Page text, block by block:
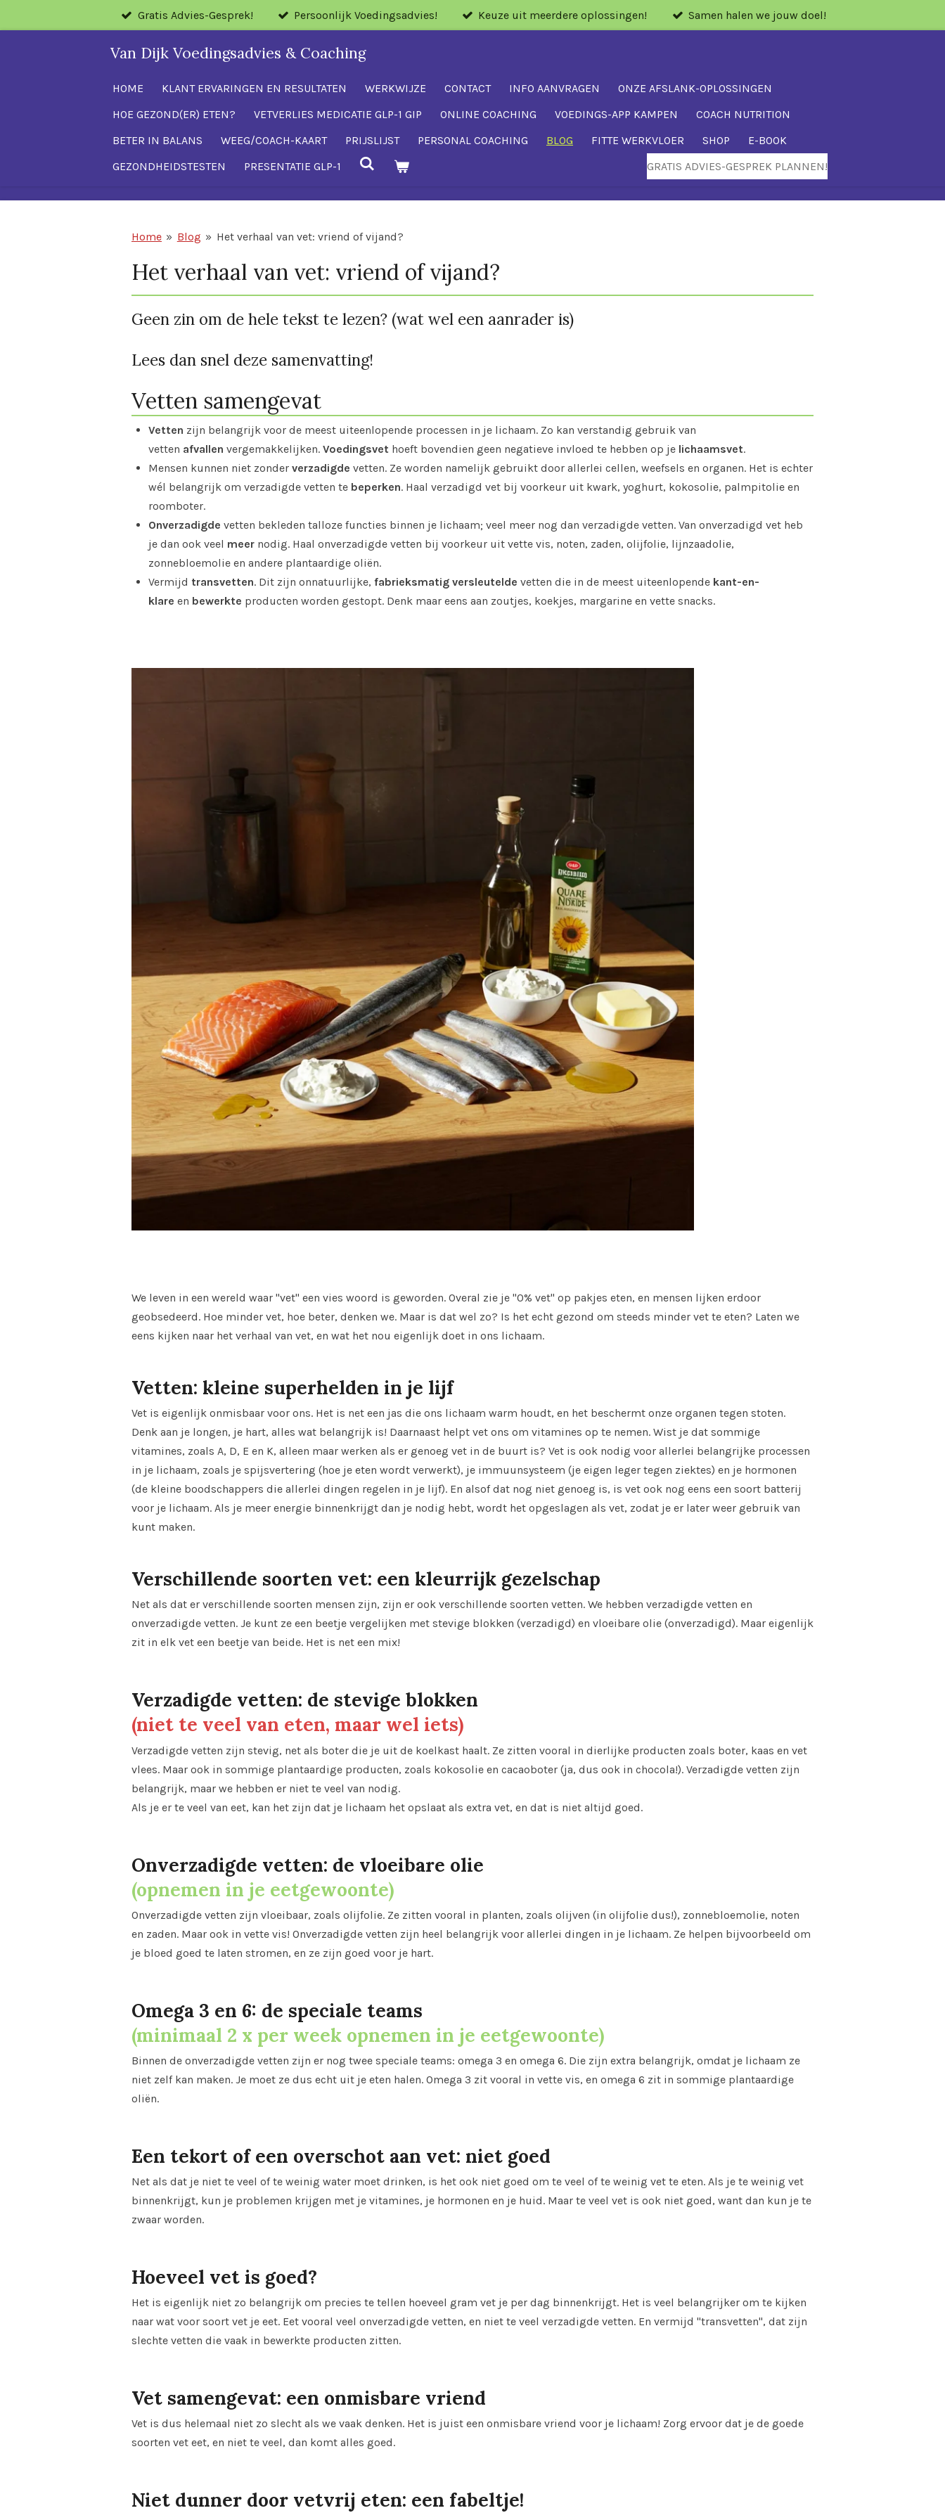
Gratis Advies-Gesprek! Persoonlijk Voedingsadvies! Keuze uit meerdere oplossingen! Samen halen we jouw doel!
Van Dijk Voedingsadvies & Coaching
HOME KLANT ERVARINGEN EN RESULTATEN WERKWIJZE CONTACT INFO AANVRAGEN
ONZE AFSLANK-OPLOSSINGEN
HOE GEZOND(ER) ETEN?
VETVERLIES MEDICATIE GLP-1 GIP ONLINE COACHING VOEDINGS-APP KAMPEN
COACH NUTRITION
BETER IN BALANS
WEEG/COACH-KAART PRIJSLIJST PERSONAL COACHING BLOG FITTE WERKVLOER SHOP
E-BOOK
GEZONDHEIDSTESTEN
PRESENTATIE GLP-1 GRATIS ADVIES-GESPREK PLANNEN!
Home » Blog » Het verhaal van vet: vriend of vijand?
Het verhaal van vet: vriend of vijand?
Geen zin om de hele tekst te lezen? (wat wel een aanrader is)
Lees dan snel deze samenvatting!
Vetten samengevat
Vetten zijn belangrijk voor de meest uiteenlopende processen in je lichaam. Zo kan verstandig gebruik van
vetten afvallen vergemakkelijken. Voedingsvet hoeft bovendien geen negatieve invloed te hebben op je lichaamsvet.
Mensen kunnen niet zonder verzadigde vetten. Ze worden namelijk gebruikt door allerlei cellen, weefsels en organen. Het is echter
wél belangrijk om verzadigde vetten te beperken. Haal verzadigd vet bij voorkeur uit kwark, yoghurt, kokosolie, palmpitolie en
roomboter.
Onverzadigde vetten bekleden talloze functies binnen je lichaam; veel meer nog dan verzadigde vetten. Van onverzadigd vet heb
je dan ook veel meer nodig. Haal onverzadigde vetten bij voorkeur uit vette vis, noten, zaden, olijfolie, lijnzaadolie,
zonnebloemolie en andere plantaardige oliën.
Vermijd transvetten. Dit zijn onnatuurlijke, fabrieksmatig versleutelde vetten die in de meest uiteenlopende kant-en-
klare en bewerkte producten worden gestopt. Denk maar eens aan zoutjes, koekjes, margarine en vette snacks.
We leven in een wereld waar "vet" een vies woord is geworden. Overal zie je "0% vet" op pakjes eten, en mensen lijken erdoor
geobsedeerd. Hoe minder vet, hoe beter, denken we. Maar is dat wel zo? Is het echt gezond om steeds minder vet te eten? Laten we
eens kijken naar het verhaal van vet, en wat het nou eigenlijk doet in ons lichaam.
Vetten: kleine superhelden in je lijf
Vet is eigenlijk onmisbaar voor ons. Het is net een jas die ons lichaam warm houdt, en het beschermt onze organen tegen stoten.
Denk aan je longen, je hart, alles wat belangrijk is! Daarnaast helpt vet ons om vitamines op te nemen. Wist je dat sommige
vitamines, zoals A, D, E en K, alleen maar werken als er genoeg vet in de buurt is? Vet is ook nodig voor allerlei belangrijke processen
in je lichaam, zoals je spijsvertering (hoe je eten wordt verwerkt), je immuunsysteem (je eigen leger tegen ziektes) en je hormonen
(de kleine boodschappers die allerlei dingen regelen in je lijf). En alsof dat nog niet genoeg is, is vet ook nog eens een soort batterij
voor je lichaam. Als je meer energie binnenkrijgt dan je nodig hebt, wordt het opgeslagen als vet, zodat je er later weer gebruik van
kunt maken.
Verschillende soorten vet: een kleurrijk gezelschap
Net als dat er verschillende soorten mensen zijn, zijn er ook verschillende soorten vetten. We hebben verzadigde vetten en
onverzadigde vetten. Je kunt ze een beetje vergelijken met stevige blokken (verzadigd) en vloeibare olie (onverzadigd). Maar eigenlijk
zit in elk vet een beetje van beide. Het is net een mix!
Verzadigde vetten: de stevige blokken
(niet te veel van eten, maar wel iets)
Verzadigde vetten zijn stevig, net als boter die je uit de koelkast haalt. Ze zitten vooral in dierlijke producten zoals boter, kaas en vet
vlees. Maar ook in sommige plantaardige producten, zoals kokosolie en cacaoboter (ja, dus ook in chocola!). Verzadigde vetten zijn
belangrijk, maar we hebben er niet te veel van nodig.
Als je er te veel van eet, kan het zijn dat je lichaam het opslaat als extra vet, en dat is niet altijd goed.
Onverzadigde vetten: de vloeibare olie
(opnemen in je eetgewoonte)
Onverzadigde vetten zijn vloeibaar, zoals olijfolie. Ze zitten vooral in planten, zoals olijven (in olijfolie dus!), zonnebloemolie, noten
en zaden. Maar ook in vette vis! Onverzadigde vetten zijn heel belangrijk voor allerlei dingen in je lichaam. Ze helpen bijvoorbeeld om
je bloed goed te laten stromen, en ze zijn goed voor je hart.
Omega 3 en 6: de speciale teams
(minimaal 2 x per week opnemen in je eetgewoonte)
Binnen de onverzadigde vetten zijn er nog twee speciale teams: omega 3 en omega 6. Die zijn extra belangrijk, omdat je lichaam ze
niet zelf kan maken. Je moet ze dus echt uit je eten halen. Omega 3 zit vooral in vette vis, en omega 6 zit in sommige plantaardige
oliën.
Een tekort of een overschot aan vet: niet goed
Net als dat je niet te veel of te weinig water moet drinken, is het ook niet goed om te veel of te weinig vet te eten. Als je te weinig vet
binnenkrijgt, kun je problemen krijgen met je vitamines, je hormonen en je huid. Maar te veel vet is ook niet goed, want dan kun je te
zwaar worden.
Hoeveel vet is goed?
Het is eigenlijk niet zo belangrijk om precies te tellen hoeveel gram vet je per dag binnenkrijgt. Het is veel belangrijker om te kijken
naar wat voor soort vet je eet. Eet vooral veel onverzadigde vetten, en niet te veel verzadigde vetten. En vermijd "transvetten", dat zijn
slechte vetten die vaak in bewerkte producten zitten.
Vet samengevat: een onmisbare vriend
Vet is dus helemaal niet zo slecht als we vaak denken. Het is juist een onmisbare vriend voor je lichaam! Zorg ervoor dat je de goede
soorten vet eet, en niet te veel, dan komt alles goed.
Niet dunner door vetvrij eten: een fabeltje!